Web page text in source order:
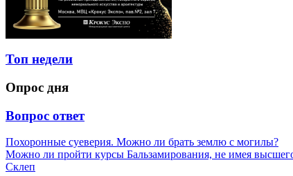
Топ недели
Опрос дня
Вопрос ответ
Похоронные суеверия. Можно ли брать землю с могилы?
Можно ли пройти курсы Бальзамирования, не имея
Склеп